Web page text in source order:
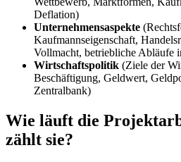
Deflation)
Unternehmensaspekte
Kaufmannseigenschaft,
Vollmacht, betriebliche Abläufe
Wirtschaftspolitik (Ziele der
Beschäftigung, Geldwert,
Zentralbank)
Wie läuft die
zählt sie?